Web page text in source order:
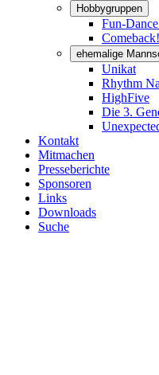
Hobbygruppen
Fun-
ehemalige
Unikat
Rhythm
HighFive
Die 3.
Kontakt
Mitmachen
Presseberichte
Sponsoren
Links
Downloads
Suche